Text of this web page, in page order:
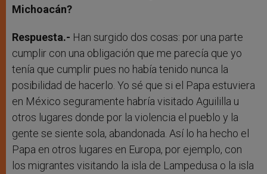
Michoacán?
Respuesta.- Han surgido dos cosas: por una parte
cumplir con una obligación que me parecía que yo
tenía que cumplir pues no había tenido nunca la
posibilidad de hacerlo. Yo sé que si el Papa estuviera
en México seguramente habría visitado Aguililla u
otros lugares donde por la violencia el pueblo y la
gente se siente sola, abandonada. Así lo ha hecho el
Papa en otros lugares en Europa, por ejemplo, con
los migrantes visitando la isla de Lampedusa o la isla